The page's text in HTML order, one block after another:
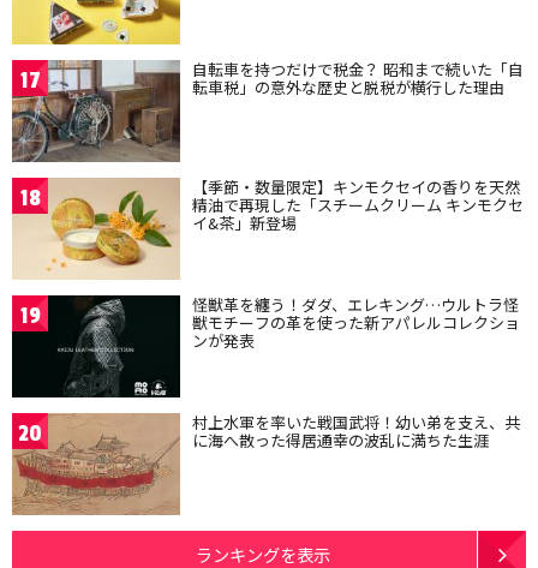
17 自転車を持つだけで税金？ 昭和まで続いた「自
転車税」の意外な歴史と脱税が横行した理由
18 【季節・数量限定】キンモクセイの香りを天然
精油で再現した「スチームクリーム キンモクセ
イ&茶」新登場
19 怪獣革を纏う！ダダ、エレキング…ウルトラ怪
獣モチーフの革を使った新アパレルコレクショ
ンが発表
20 村上水軍を率いた戦国武将！幼い弟を支え、共
に海へ散った得居通幸の波乱に満ちた生涯
ランキングを表示